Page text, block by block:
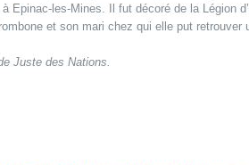
Epinac-les-Mines. Il fut décoré de la Légion
et son mari chez qui elle put retrouver
Juste des Nations.